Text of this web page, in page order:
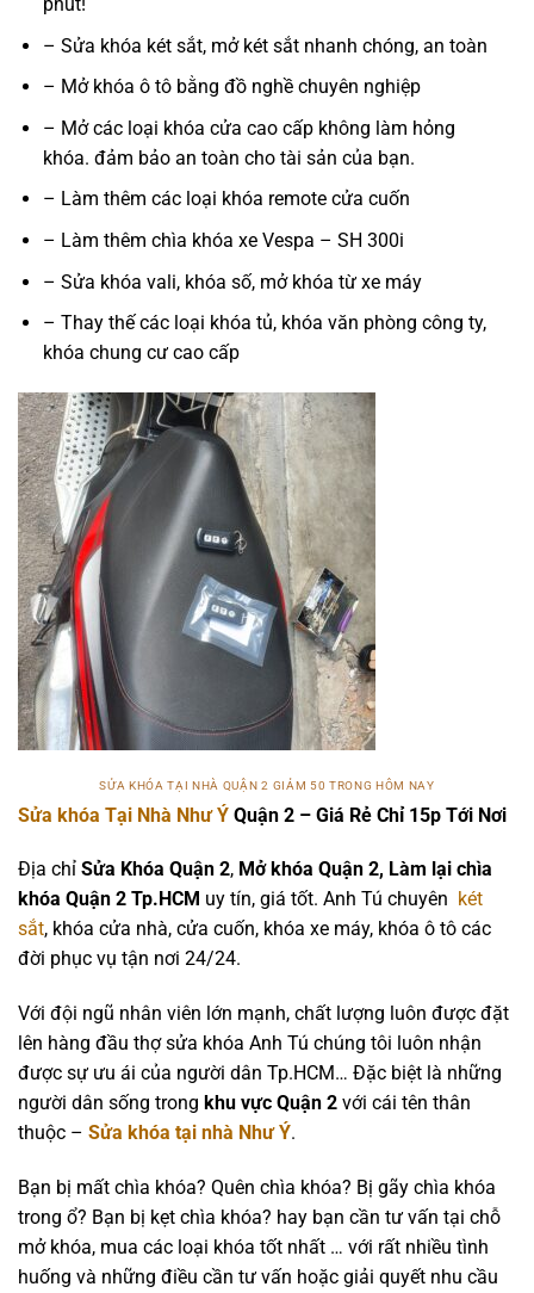
– Sửa khóa két sắt, mở két sắt nhanh chóng, an toàn
– Mở khóa ô tô bằng đồ nghề chuyên nghiệp
– Mở các loại khóa cửa cao cấp không làm hỏng
khóa. đảm bảo an toàn cho tài sản của bạn.
– Làm thêm các loại khóa remote cửa cuốn
– Làm thêm chìa khóa xe Vespa – SH 300i
– Sửa khóa vali, khóa số, mở khóa từ xe máy
– Thay thế các loại khóa tủ, khóa văn phòng công ty,
khóa chung cư cao cấp
SỬA KHÓA TẠI NHÀ QUẬN 2 GIẢM 50 TRONG HÔM NAY
Sửa khóa Tại Nhà Như Ý Quận 2 – Giá Rẻ Chỉ 15p Tới Nơi
Địa chỉ Sửa Khóa Quận 2, Mở khóa Quận 2, Làm lại chìa
khóa Quận 2 Tp.HCM uy tín, giá tốt. Anh Tú chuyên két
sắt, khóa cửa nhà, cửa cuốn, khóa xe máy, khóa ô tô các
đời phục vụ tận nơi 24/24.
Với đội ngũ nhân viên lớn mạnh, chất lượng luôn được đặt
lên hàng đầu thợ sửa khóa Anh Tú chúng tôi luôn nhận
được sự ưu ái của người dân Tp.HCM… Đặc biệt là những
người dân sống trong khu vực Quận 2 với cái tên thân
thuộc – Sửa khóa tại nhà Như Ý.
Bạn bị mất chìa khóa? Quên chìa khóa? Bị gãy chìa khóa
trong ổ? Bạn bị kẹt chìa khóa? hay bạn cần tư vấn tại chỗ
mở khóa, mua các loại khóa tốt nhất … với rất nhiều tình
huống và những điều cần tư vấn hoặc giải quyết nhu cầu